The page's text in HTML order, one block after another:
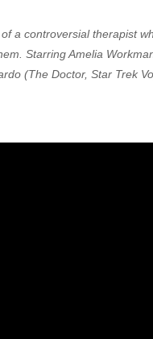
a controversial therapist
Starring Amelia
(The Doctor, Star Trek